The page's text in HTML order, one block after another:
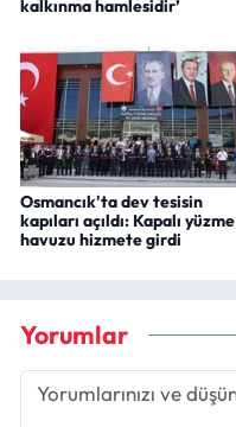
kalkınma hamlesidir’
Osmancık'ta dev tesisin
kapıları açıldı: Kapalı yüzme
havuzu hizmete girdi
Yorumlar